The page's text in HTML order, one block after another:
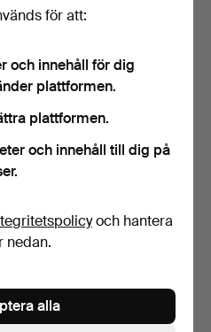
för att:
och innehåll för dig
plattformen.
plattformen.
och innehåll till dig på
och hantera
nedan.
alla